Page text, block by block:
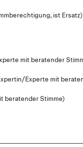
ist Ersatz)
mit beratender
Experte mit
beratender Stimme)